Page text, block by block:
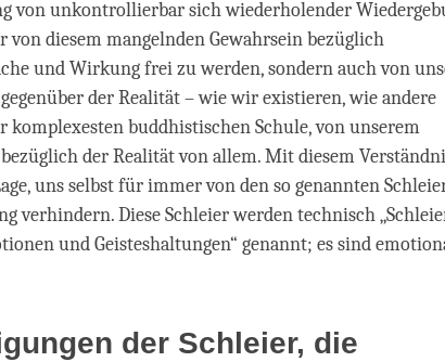
von unkontrollierbar sich wiederholender
von diesem mangelnden Gewahrsein bezüglich
und Wirkung frei zu werden, sondern auch von
der Realität – wie wir existieren, wie andere
komplexesten buddhistischen Schule, von unserem
der Realität von allem. Mit diesem
uns selbst für immer von den so genannten
verhindern. Diese Schleier werden technisch
und Geisteshaltungen“ genannt; es sind
der Schleier, die